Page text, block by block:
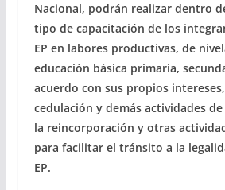
Nacional, podrán realizar dentro
tipo de capacitación de los
EP en labores productivas, de
educación básica primaria,
acuerdo con sus propios
cedulación y demás actividades
la reincorporación y otras
para facilitar el tránsito a la
EP.